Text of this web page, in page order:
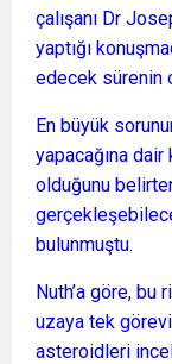
çalışanı Dr
yaptığı
edecek sürenin
En büyük
yapacağına dair
olduğunu
bulunmuştu.
Nuth’a göre, bu
uzaya tek
asteroidleri